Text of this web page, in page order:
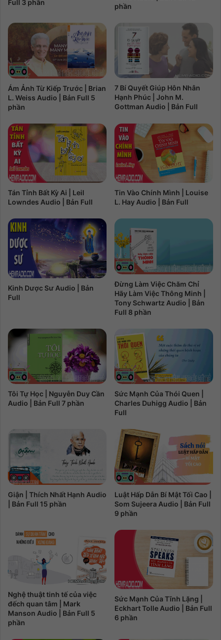
Full 3 phần
phần
Ám Ảnh Từ Kiếp Trước | Brian
L. Weiss Audio | Bản Full 5
phần
7 Bí Quyết Giúp Hôn Nhân
Hạnh Phúc | John M.
Gottman Audio | Bản Full
Tán Tỉnh Bất Kỳ Ai | Leil
Lowndes Audio | Bản Full
Tin Vào Chính Mình | Louise
L. Hay Audio | Bản Full
Kinh Dược Sư Audio | Bản
Full
Đừng Làm Việc Chăm Chỉ
Hãy Làm Việc Thông Minh |
Tony Schwartz Audio | Bản
Full 8 phần
Tôi Tự Học | Nguyễn Duy Cần
Audio | Bản Full 7 phần
Sức Mạnh Của Thói Quen |
Charles Duhigg Audio | Bản
Full
Giận | Thích Nhất Hạnh Audio
| Bản Full 15 phần
Luật Hấp Dẫn Bí Mật Tối Cao |
Som Sujeera Audio | Bản Full
9 phần
Nghệ thuật tinh tế của việc
đếch quan tâm | Mark
Manson Audio | Bản Full 5
phần
Sức Mạnh Của Tĩnh Lặng |
Eckhart Tolle Audio | Bản Full
6 phần